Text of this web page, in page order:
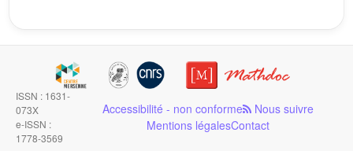
ISSN : 1631-
073X
e-ISSN :
1778-3569
Accessibilité - non conforme Nous suivre
Mentions légalesContact